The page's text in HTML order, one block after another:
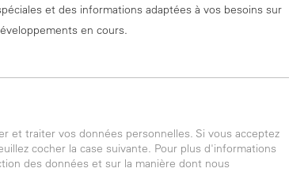
et des informations adaptées à vos besoins sur
en cours.
et traiter vos données personnelles. Si vous acceptez
cocher la case suivante. Pour plus d'informations
des données et sur la manière dont nous